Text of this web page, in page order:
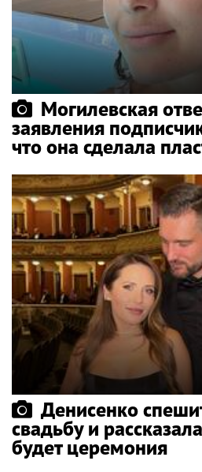
Могилевская
заявления
что она сделала
Денисенко
свадьбу и
будет церемония